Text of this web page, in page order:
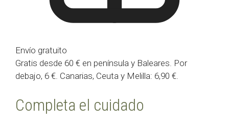
Envío gratuito
Gratis desde 60 € en península y Baleares. Por
debajo, 6 €. Canarias, Ceuta y Melilla: 6,90 €.
Completa el cuidado